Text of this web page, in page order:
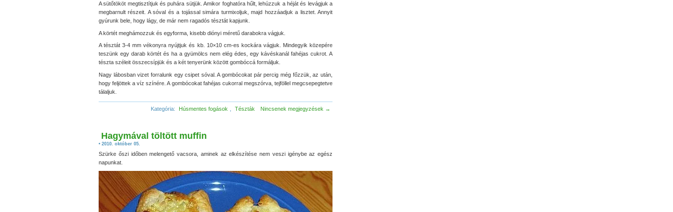
A sütőtököt megtisztítjuk és puhára sütjük. Amikor foghatóra hűlt, lehúzzuk a héját és levágjuk a
megbarnult részeit. A sóval és a tojással simára turmixoljuk, majd hozzáadjuk a lisztet. Annyit
gyúrunk bele, hogy lágy, de már nem ragadós tésztát kapjunk.
A körtét meghámozzuk és egyforma, kisebb diónyi méretű darabokra vágjuk.
A tésztát 3-4 mm vékonyra nyújtjuk és kb. 10×10 cm-es kockára vágjuk. Mindegyik közepére
teszünk egy darab körtét és ha a gyümölcs nem elég édes, egy kávéskanál fahéjas cukrot. A
tészta széleit összecsípjük és a két tenyerünk között gombóccá formáljuk.
Nagy lábosban vizet forralunk egy csipet sóval. A gombócokat pár percig még főzzük, az után,
hogy feljöttek a víz színére. A gombócokat fahéjas cukorral megszórva, tejföllel megcsepegtetve
tálaljuk.
Kategória: Húsmentes fogások Tészták Nincsenek megjegyzések →
Hagymával töltött muffin
• 2010. október 05.
Szürke őszi időben melengető vacsora, aminek az elkészítése nem veszi igénybe az egész
napunkat.